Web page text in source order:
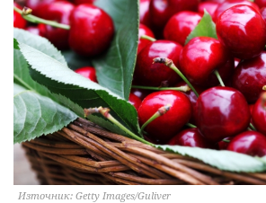
Източник: Getty Images/Guliver